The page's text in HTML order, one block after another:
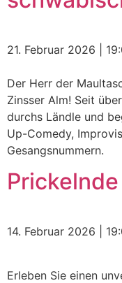
21. Februar 2026 |
Der Herr der
Zinsser Alm! Seit
durchs Ländle und
Up-Comedy,
Gesangsnummern.
14. Februar 2026 |
Erleben Sie einen